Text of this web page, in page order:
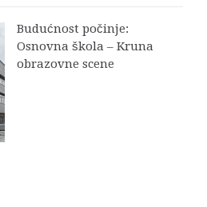
Budućnost počinje:
Osnovna škola – Kruna
obrazovne scene